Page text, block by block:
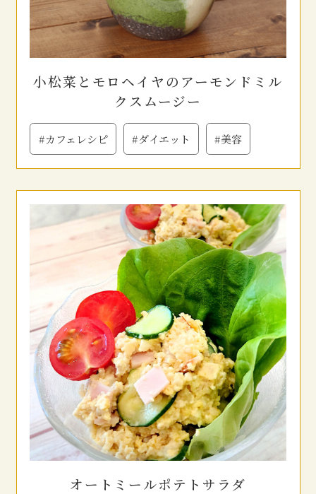
小松菜とモロヘイヤのアーモンドミル
クスムージー
#カフェレシピ #ダイエット #美容
オートミールポテトサラダ